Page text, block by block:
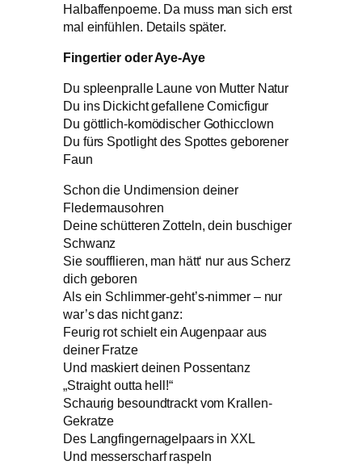
Halbaffenpoeme. Da muss man sich erst
mal einfühlen. Details später.
Fingertier oder Aye-Aye
Du spleenpralle Laune von Mutter Natur
Du ins Dickicht gefallene Comicfigur
Du göttlich-komödischer Gothicclown
Du fürs Spotlight des Spottes geborener
Faun
Schon die Undimension deiner
Fledermausohren
Deine schütteren Zotteln, dein buschiger
Schwanz
Sie soufflieren, man hätt‘ nur aus Scherz
dich geboren
Als ein Schlimmer-geht’s-nimmer – nur
war’s das nicht ganz:
Feurig rot schielt ein Augenpaar aus
deiner Fratze
Und maskiert deinen Possentanz
„Straight outta hell!“
Schaurig besoundtrackt vom Krallen-
Gekratze
Des Langfingernagelpaars in XXL
Und messerscharf raspeln